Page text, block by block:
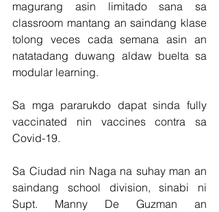
magurang asin limitado sana sa
classroom mantang an saindang klase
tolong veces cada semana asin an
natatadang duwang aldaw buelta sa
modular learning.
Sa mga pararukdo dapat sinda fully
vaccinated nin vaccines contra sa
Covid-19.
Sa Ciudad nin Naga na suhay man an
saindang school division, sinabi ni
Supt. Manny De Guzman an